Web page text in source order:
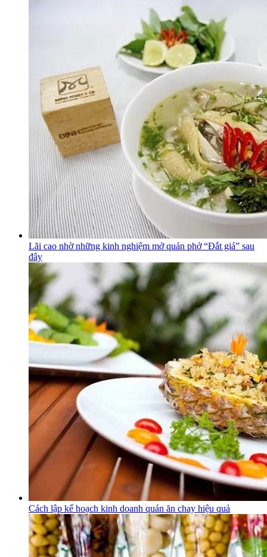
Lãi cao nhờ những kinh nghiệm mở quán phở “Đắt giá” sau
đây
Cách lập kế hoạch kinh doanh quán ăn chay hiệu quả